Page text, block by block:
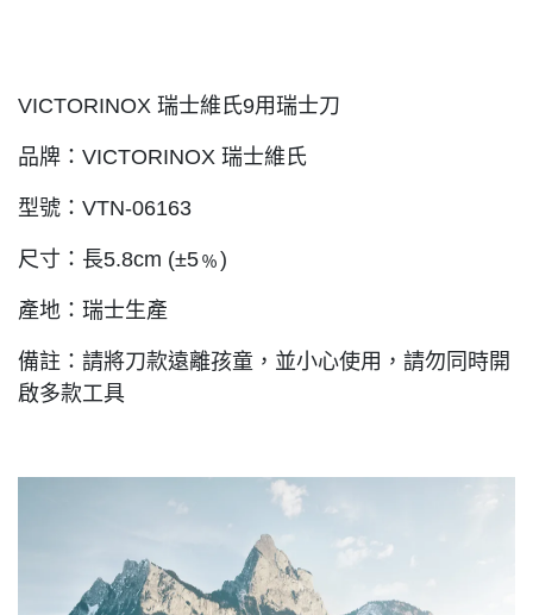
VICTORINOX 瑞士維氏9用瑞士刀
品牌：VICTORINOX 瑞士維氏
型號：VTN-06163
尺寸：長5.8cm (±5﹪)
產地：瑞士生產
備註：請將刀款遠離孩童，並小心使用，請勿同時開
啟多款工具